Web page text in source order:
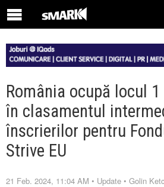
România ocupă locul
în clasamentul
înscrierilor pentru
Strive EU
21 Feb. 2024, 11:04 AM • Update • Golin